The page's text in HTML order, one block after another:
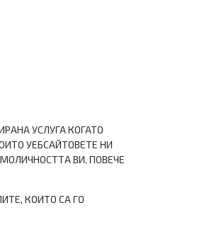
УСЛУГА КОГАТО
УЕБСАЙТОВЕТЕ НИ
ВИ. ПОВЕЧЕ
КОИТО СА ГО